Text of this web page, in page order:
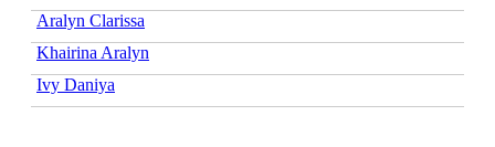
Aralyn Clarissa
Khairina Aralyn
Ivy Daniya